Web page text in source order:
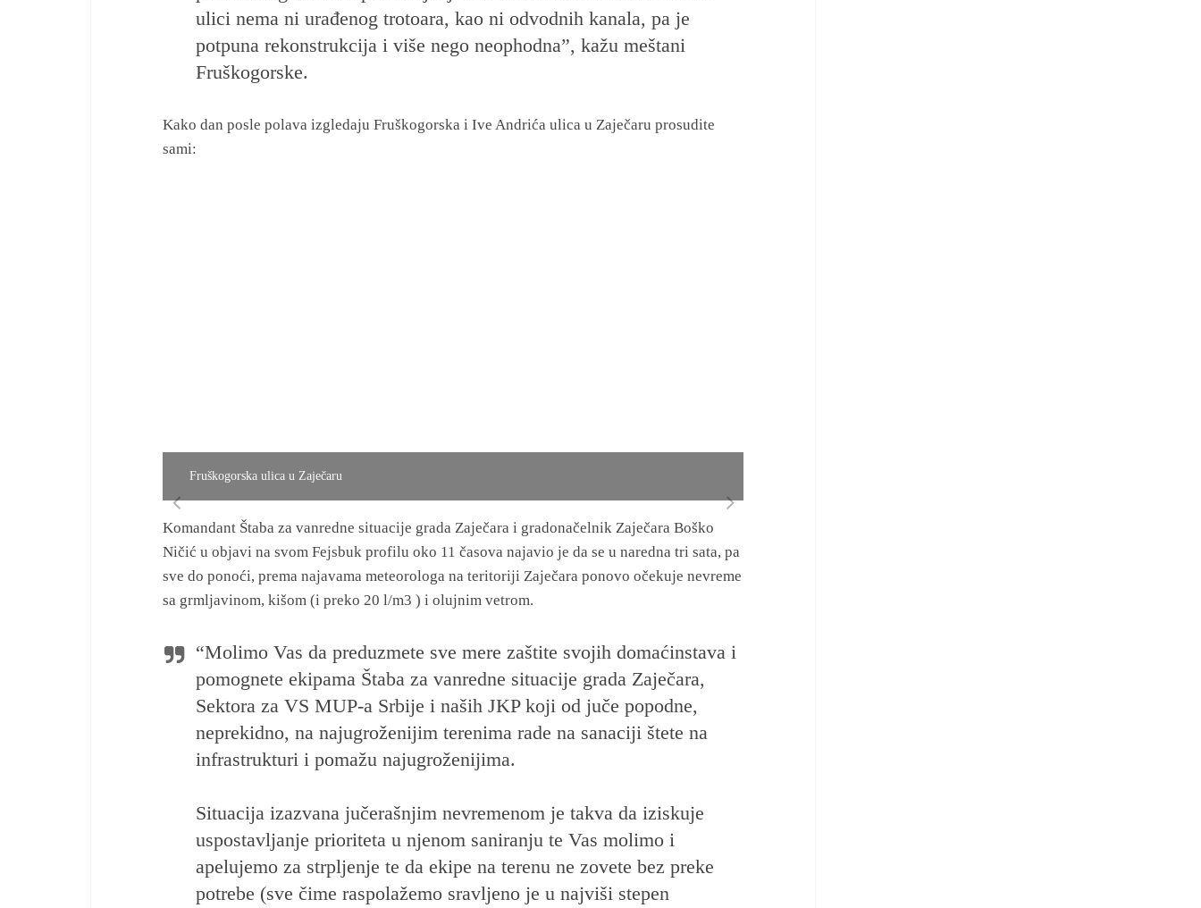
ulici nema ni urađenog trotoara, kao ni odvodnih kanala, pa je
potpuna rekonstrukcija i više nego neophodna”, kažu meštani
Fruškogorske.
Kako dan posle polava izgledaju Fruškogorska i Ive Andrića ulica u Zaječaru prosudite
sami:
Fruškogorska ulica u Zaječaru
Komandant Štaba za vanredne situacije grada Zaječara i gradonačelnik Zaječara Boško
Ničić u objavi na svom Fejsbuk profilu oko 11 časova najavio je da se u naredna tri sata, pa
sve do ponoći, prema najavama meteorologa na teritoriji Zaječara ponovo očekuje nevreme
sa grmljavinom, kišom (i preko 20 l/m3 ) i olujnim vetrom.
“Molimo Vas da preduzmete sve mere zaštite svojih domaćinstava i
pomognete ekipama Štaba za vanredne situacije grada Zaječara,
Sektora za VS MUP-a Srbije i naših JKP koji od juče popodne,
neprekidno, na najugroženijim terenima rade na sanaciji štete na
infrastrukturi i pomažu najugroženijima.
Situacija izazvana jučerašnjim nevremenom je takva da iziskuje
uspostavljanje prioriteta u njenom saniranju te Vas molimo i
apelujemo za strpljenje te da ekipe na terenu ne zovete bez preke
potrebe (sve čime raspolažemo sravljeno je u najviši stepen